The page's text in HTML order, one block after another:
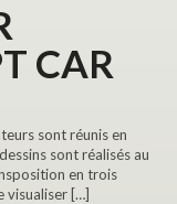
CAR
sont réunis en
sont réalisés au
en trois
visualiser […]